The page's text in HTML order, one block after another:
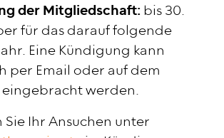
der Mitgliedschaft: bis 30.
für das darauf folgende
Eine Kündigung kann
per Email oder auf dem
eingebracht werden.
Sie Ihr Ansuchen unter